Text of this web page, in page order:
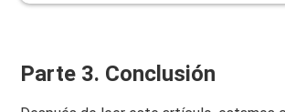
Parte 3. Conclusión